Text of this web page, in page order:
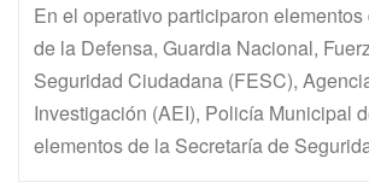
En el operativo participaron
de la Defensa, Guardia Nacional,
Seguridad Ciudadana (FESC),
Investigación (AEI), Policía Municipal
elementos de la Secretaría de